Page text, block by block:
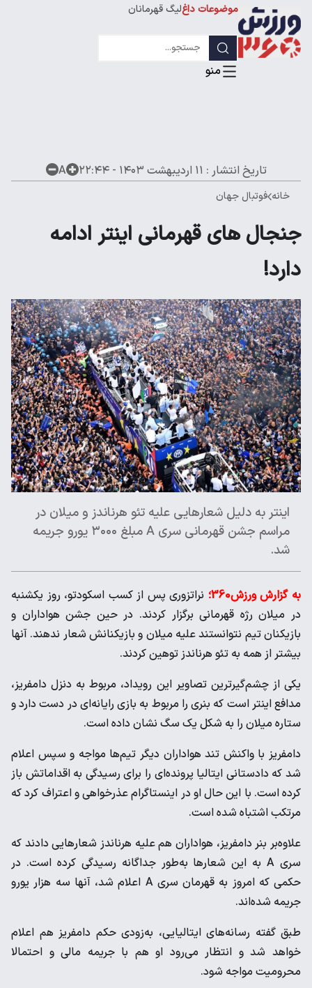
موضوعات داغلیگ قهرمانان
تاریخ انتشار : ۱۱ اردیبهشت ۱۴۰۳ - ۲۲:۴۴ A
خانه فوتبال جهان
جنجال های قهرمانی اینتر ادامه
دارد!
اینتر به دلیل شعارهایی علیه تئو هرناندز و میلان در
مراسم جشن قهرمانی سری A مبلغ ۳۰۰۰ یورو جریمه
شد.
به گزارش ورزش360؛
نراتزوری پس از کسب اسکودتو، روز یکشنبه
در میلان رژه قهرمانی برگزار کردند. در حین جشن هواداران و
بازیکنان تیم نتوانستند علیه میلان و بازیکنانش شعار ندهند. آنها
بیشتر از همه به تئو هرناندز توهین کردند.
یکی از چشم‌گیرترین تصاویر این رویداد، مربوط به دنزل دامفریز،
مدافع اینتر است که بنری را مربوط به بازی رایانه‌ای در دست دارد و
ستاره میلان را به شکل یک سگ نشان داده است.
دامفریز با واکنش تند هواداران دیگر تیم‌ها مواجه و سپس اعلام
شد که دادستانی ایتالیا پرونده‌ای را برای رسیدگی به اقداماتش باز
کرده است. با این حال او در اینستاگرام عذرخواهی و اعتراف کرد که
مرتکب اشتباه شده است.
علاوه‌بر بنر دامفریز، هواداران هم علیه هرناندز شعارهایی دادند که
سری A به این شعارها به‌طور جداگانه رسیدگی کرده است. در
حکمی که امروز به قهرمان سری A اعلام شد، آنها سه‌ هزار یورو
جریمه شده‌اند.
طبق گفته رسانه‌های ایتالیایی، به‌زودی حکم دامفریز هم اعلام
خواهد شد و انتظار می‌رود او هم با جریمه مالی و احتمالا
محرومیت مواجه شود.